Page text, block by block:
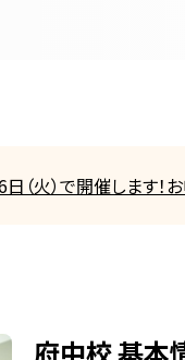
火）で開催します！
府中校 基本